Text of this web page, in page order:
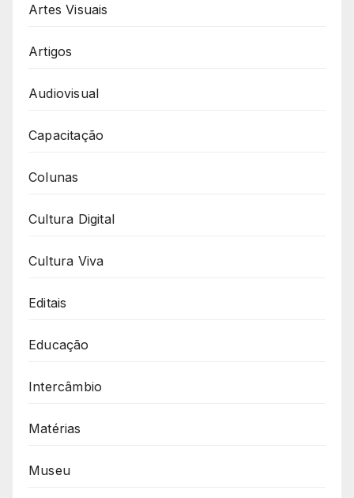
Artes Visuais
Artigos
Audiovisual
Capacitação
Colunas
Cultura Digital
Cultura Viva
Editais
Educação
Intercâmbio
Matérias
Museu